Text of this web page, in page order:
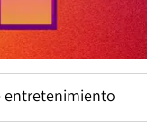
entretenimiento